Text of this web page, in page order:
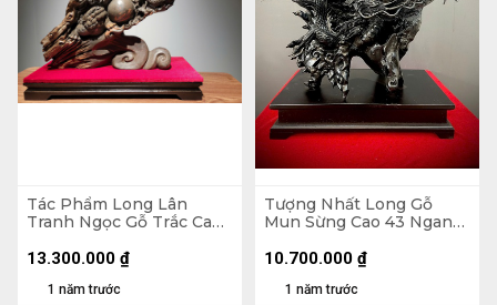
Tác Phẩm Long Lân
Tranh Ngọc Gỗ Trắc Cao
1 năm trước
13.300.000 ₫
Tượng Nhất Long Gỗ
Mun Sừng Cao 43 Ngang
1 năm trước
10.700.000 ₫